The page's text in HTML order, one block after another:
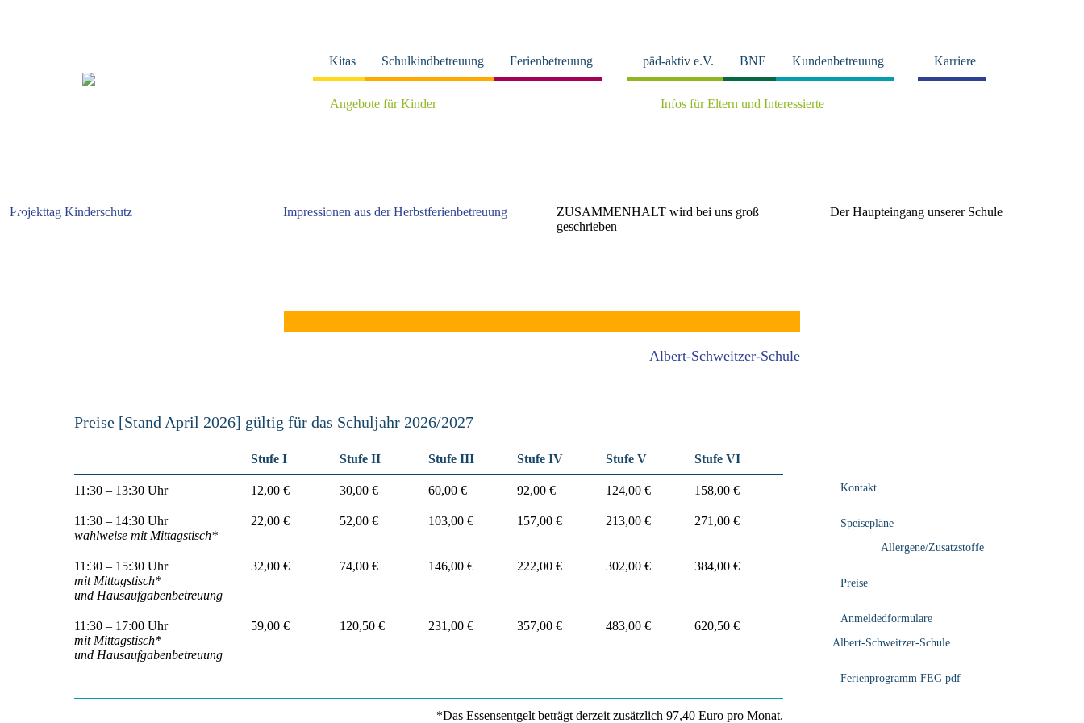
Kitas Schulkindbetreuung Ferienbetreuung päd-aktiv e.V. BNE Kundenbetreuung Karriere
Angebote für Kinder Infos für Eltern und Interessierte
Projekttag Kinderschutz Impressionen aus der Herbstferienbetreuung
ZUSAMMENHALT wird bei uns groß
geschrieben
Der Haupteingang unserer Schule
Albert-Schweitzer-Schule
Preise [Stand April 2026] gültig für das Schuljahr 2026/2027
*Das Essensentgelt beträgt derzeit zusätzlich 97,40 Euro pro Monat.
Stufe I Stufe II Stufe III Stufe IV Stufe V Stufe VI
11:30 – 13:30 Uhr 12,00 € 30,00 € 60,00 € 92,00 € 124,00 € 158,00 €
11:30 – 14:30 Uhr
wahlweise mit Mittagstisch*
22,00 € 52,00 € 103,00 € 157,00 € 213,00 € 271,00 €
11:30 – 15:30 Uhr
mit Mittagstisch*
und Hausaufgabenbetreuung
32,00 € 74,00 € 146,00 € 222,00 € 302,00 € 384,00 €
11:30 – 17:00 Uhr
mit Mittagstisch*
und Hausaufgabenbetreuung
59,00 € 120,50 € 231,00 € 357,00 € 483,00 € 620,50 €
Kontakt
Speisepläne
Allergene/Zusatzstoffe
Preise
Anmeldedformulare
Albert-Schweitzer-Schule
Ferienprogramm FEG pdf